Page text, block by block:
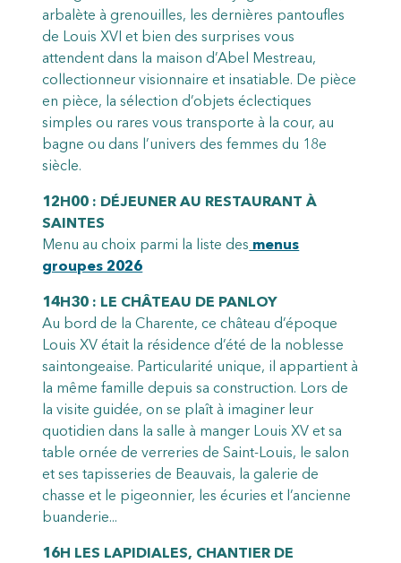
arbalète à grenouilles, les dernières pantoufles
de Louis XVI et bien des surprises vous
attendent dans la maison d’Abel Mestreau,
collectionneur visionnaire et insatiable. De pièce
en pièce, la sélection d’objets éclectiques
simples ou rares vous transporte à la cour, au
bagne ou dans l’univers des femmes du 18e
siècle.
12H00 : DÉJEUNER AU RESTAURANT À
SAINTES
Menu au choix parmi la liste des menus
groupes 2026
14H30 : LE CHÂTEAU DE PANLOY
Au bord de la Charente, ce château d’époque
Louis XV était la résidence d’été de la noblesse
saintongeaise. Particularité unique, il appartient à
la même famille depuis sa construction. Lors de
la visite guidée, on se plaît à imaginer leur
quotidien dans la salle à manger Louis XV et sa
table ornée de verreries de Saint-Louis, le salon
et ses tapisseries de Beauvais, la galerie de
chasse et le pigeonnier, les écuries et l’ancienne
buanderie...
16H LES LAPIDIALES, CHANTIER DE